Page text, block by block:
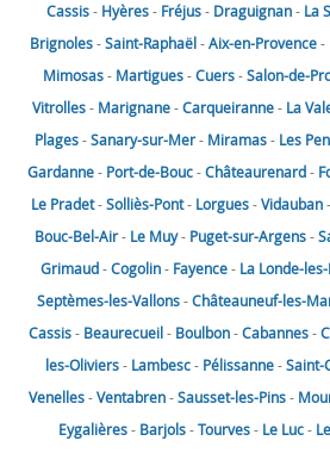
Cassis- Hyères- Fréjus- Draguignan- La
Brignoles-Saint-Raphaël-Aix-en-Provence-
Mimosas- Martigues-Cuers-Salon-de-
Vitrolles- Marignane-Carqueiranne- La
Plages-Sanary-sur-Mer- Miramas- Les
Gardanne- Port-de-Bouc-Châteaurenard-
Le Pradet-Solliès-Pont- Lorgues-Vidauban-
Bouc-Bel-Air- Le Muy- Puget-sur-Argens-
Grimaud-Cogolin- Fayence- La Londe-
Septèmes-les-Vallons-Châteauneuf-les-
Cassis- Beaurecueil- Boulbon-Cabannes-
les-Oliviers- Lambesc- Pélissanne-Saint-
Venelles-Ventabren-Sausset-les-Pins-
Eygalières- Barjols-Tourves- Le Luc-